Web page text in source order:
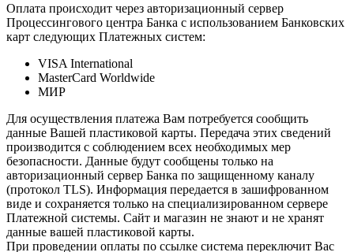
Оплата происходит через авторизационный сервер
Процессингового центра Банка с использованием Банковских
карт следующих Платежных систем:
VISA International
MasterCard Worldwide
МИР
Для осуществления платежа Вам потребуется сообщить
данные Вашей пластиковой карты. Передача этих сведений
производится с соблюдением всех необходимых мер
безопасности. Данные будут сообщены только на
авторизационный сервер Банка по защищенному каналу
(протокол TLS). Информация передается в зашифрованном
виде и сохраняется только на специализированном сервере
Платежной системы. Сайт и магазин не знают и не хранят
данные вашей пластиковой карты.
При проведении оплаты по ссылке система переключит Вас